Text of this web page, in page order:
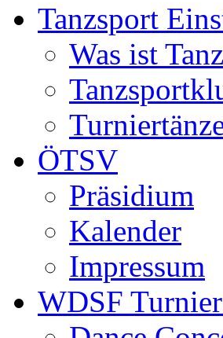
Tanzsport
Was ist
ÖTSV
Präsidium
Kalender
Impressum
WDSF